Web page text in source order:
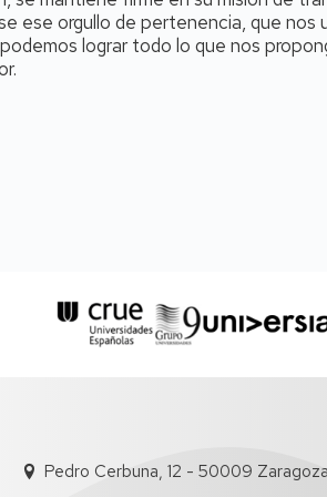
ese orgullo de pertenencia, que nos
lograr todo lo que nos
Pedro Cerbuna, 12 - 50009 Zaragoza